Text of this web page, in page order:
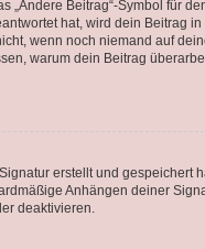
„Ändere Beitrag“-Symbol für
hat, wird dein Beitrag in
wenn noch niemand auf
warum dein Beitrag
erstellt und gespeichert
Anhängen deiner
deaktivieren.